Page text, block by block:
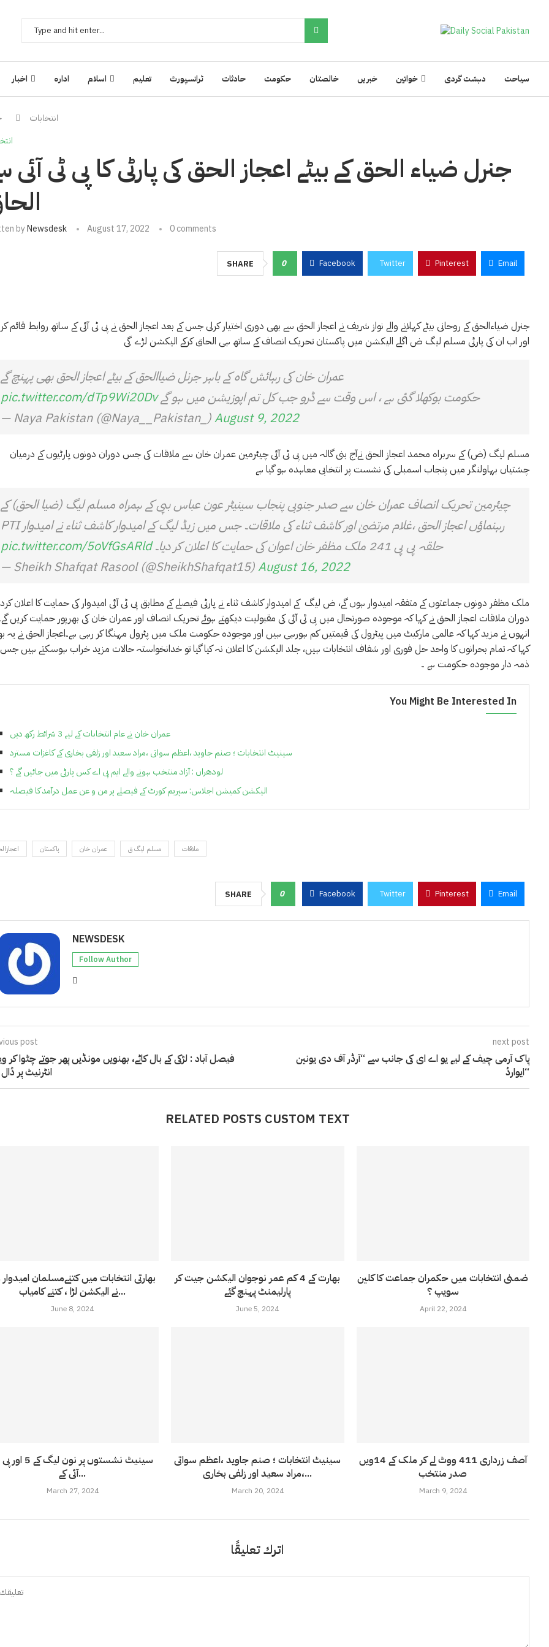
اخبار ادارہ اسلام تعلیم ٹرانسپورٹ حادثات حکومت خالصتان خبریں خواتین دہشت گردی سیاحت
انتخابات
جنرل ضیاء الحق کے بیٹے اعجاز الحق کی پارٹی کا پی ٹی آئی
byNewsdesk August 17, 2022 0 comments
SHARE 0 Facebook Twitter Pinterest Email
جنرل ضیاءالحق کے روحانی بیٹے کہلانے والے نواز شریف نے اعجاز الحق سے بھی دوری اختیار کرلی جس کے بعد اعجاز الحق نے پی ٹی آئی کے ساتھ روابط قائم
اور اب ان کی پارٹی مسلم لیگ ض اگلے الیکشن میں پاکستان تحریک انصاف کے ساتھ ہی الحاق کرکے الیکشن لڑے گی
عمران خان کی رہائش گاہ کے باہر جرنل ضیاالحق کے بیٹے اعجاز الحق بھی پہنچ گے
حکومت بوکھلا گئی ہے ، اس وقت سے ڈرو جب کل تم اپوزیشن میں ہو گےpic.twitter.com/dTp9Wi20Dv
— Naya Pakistan (@Naya__Pakistan_)August 9, 2022
مسلم لیگ (ض) کے سربراہ محمد اعجاز الحق نےآج بنی گالہ میں پی ٹی آئی چیئرمین عمران خان سے ملاقات کی جس دوران دونوں پارٹیوں کے درمیان
چشتیاں بہاولنگر میں پنجاب اسمبلی کی نشست پر انتخابی معاہدہ ہو گیا ہے
چیئرمین تحریک انصاف عمران خان سے صدر جنوبی پنجاب سینیٹر عون عباس بپی کے ہمراہ مسلم لیگ (ضیا الحق) کے
رہنماؤں اعجاز الحق ،غلام مرتضیٰ اور کاشف ثناء کی ملاقات۔ جس میں زیڈ لیگ کے امیدوار کاشف ثناء نے امیدوار PTI
حلقہ پی پی 241 ملک مظفر خان اعوان کی حمایت کا اعلان کر دیا۔
pic.twitter.com/5oVfGsARld
— Sheikh Shafqat Rasool (@SheikhShafqat15)August 16, 2022
دوران ملاقات اعجاز الحق نے کہا کہ موجودہ صورتحال میں پی ٹی آئی کی مقبولیت دیکھتے ہوئے تحریک انصاف اور عمران خان کی بھرپور حمایت کریں
انہوں نے مزید کہا کہ عالمی مارکیٹ میں پیٹرول کی قیمتیں کم ہورہی ہیں اور موجودہ حکومت ملک میں پٹرول مہنگا کر رہی ہے۔اعجاز الحق نے یہ
کہا کہ تمام بحرانوں کا واحد حل فوری اور شفاف انتخابات ہیں، جلد الیکشن کا اعلان نہ کیا گیا تو خدانخواستہ حالات مزید خراب ہوسکتے ہیں
ذمہ دار موجودہ حکومت ہے ۔
You Might Be Interested In
عمران خان نے عام انتخابات کے لیے 3 شرائط رکھ دیں
سینیٹ انتخابات ؛ صنم جاوید ،اعظم سواتی ،مراد سعید اور زلفی بخاری کے کاغزات مسترد
لودھراں : آزاد منتخب ہونے والے ایم پی اے کس پارٹی میں جائیں گے ؟
الیکشن کمیشن اجلاس: سپریم کورٹ کے فیصلے پر من و عن عمل درآمد کا فیصلہ
پاکستان عمران خان مسلم لیگ ق ملاقات
SHARE 0 Facebook Twitter Pinterest Email
NEWSDESK
Follow Author
post
فیصل آباد : لڑکی کے بال کاٹے، بھنویں مونڈیں پھر جوتے چٹوا کر
انٹرنیٹ پر
next post
پاک آرمی چیف کے لیے یو اے ای کی جانب سے “آرڈر آف دی یونین
“ایوارڈ
RELATED POSTS CUSTOM TEXT
بھارتی انتخابات میں کتنےمسلمان
نے الیکشن لڑا ، کتنے کامیاب...
June 8, 2024
بھارت کے 4 کم عمر نوجوان الیکشن جیت کر
پارلیمنٹ پہنچ گئے
June 5, 2024
ضمنی انتخابات میں حکمران جماعت کا کلین
سویپ ؟
April 22, 2024
سینیٹ نشستوں پر نون لیگ
آئی کے...
March 27, 2024
سینیٹ انتخابات ؛ صنم جاوید ،اعظم سواتی
،مراد سعید اور زلفی بخاری...
March 20, 2024
آصف زرداری 411 ووٹ لے کر ملک کے 14ویں
صدر منتخب
March 9, 2024
اترك تعليقًا